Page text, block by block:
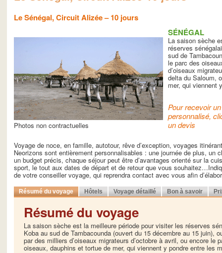
Le Sénégal, Circuit Alizée – 10 jours
Photos non contractuelles
SÉNÉGAL
La saison sèche
réserves
sud de
le parc des
d’oiseaux
delta du Saloum,
mer, qui viennent
Pour recevoir
personnalisé,
un devis
Voyage de noce, en famille, autotour, rêve d’exception, voyages
Neorizons sont entièrement personnalisables : une journée de plus, un
un budget précis, chaque séjour peut être d’avantages orienté sur la
sport, le tout aux dates de départ et de retour que vous
de votre conseiller voyage, qui reprendra contact avec vous afin
Résumé du voyage Hôtels Voyage détaillé Bon à savoir
Résumé du voyage
La saison sèche est la meilleure période pour visiter les réserves
Koba au sud de Tambacounda (ouvert du 15 décembre au 15 juin),
par des milliers d’oiseaux migrateurs d’octobre à avril, ou encore le
oiseaux, dauphins et tortue de mer, qui viennent y pondre entre les